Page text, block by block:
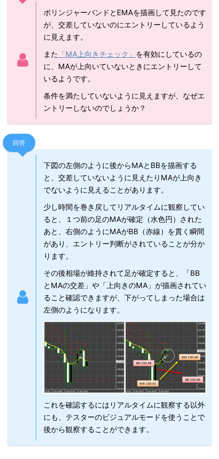
ボリンジャーバンドとEMAを描画して見たのです
が、交差していないのにエントリーしているよう
に見えます。
また 「MA上向きチェック」 を有効にしているの
に、MAが上向いていないときにエントリーして
いるようです。
条件を満たしていないように見えますが、なぜエ
ントリーしないのでしょうか？
回答
下図の左側のように後からMAとBBを描画する
と、交差していないように見えたりMAが上向き
でないように見えることがあります。
少し時間を巻き戻してリアルタイムに観察してい
ると、１つ前の足のMAが確定（水色円）された
あと、右側のようにMAがBB（赤線）を貫く瞬間
があり、エントリー判断がされていることが分か
ります。
その後相場が維持されて足が確定すると、「BB
とMAの交差」や「上向きのMA」が描画されてい
ること確認できますが、下がってしまった場合は
左側のようになります。
これを確認するにはリアルタイムに観察する以外
にも、テスターのビジュアルモードを使うことで
後から観察することができます。